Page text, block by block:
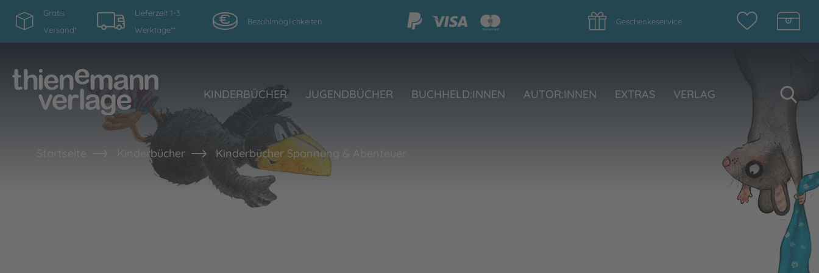
Gratis
Versand*
Lieferzeit 1-3
Werktage**
Bezahlmöglichkeiten Geschenkeservice
KINDERBÜCHER JUGENDBÜCHER BUCHHELD:INNEN AUTOR:INNEN EXTRAS VERLAG
Kinderbücher Kinderbücher Spannung & Abenteuer